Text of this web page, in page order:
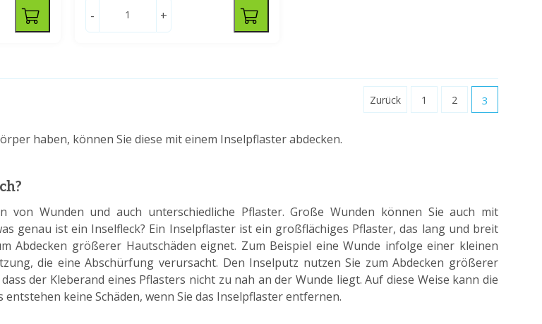
- +
Zurück 1 2 3
haben, können Sie diese mit einem Inselpflaster abdecken.
von Wunden und auch unterschiedliche Pflaster. Große Wunden können Sie auch mit
genau ist ein Inselfleck? Ein Inselpflaster ist ein großflächiges Pflaster, das lang und breit
Abdecken größerer Hautschäden eignet. Zum Beispiel eine Wunde infolge einer kleinen
die eine Abschürfung verursacht. Den Inselputz nutzen Sie zum Abdecken größerer
der Kleberand eines Pflasters nicht zu nah an der Wunde liegt. Auf diese Weise kann die
keine Schäden, wenn Sie das Inselpflaster entfernen.